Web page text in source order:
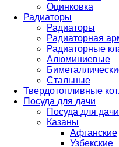
Оцинковка
Радиаторы
Радиаторы
Радиаторная
Радиаторные
Алюминиевые
Стальные
Твердотопливные
Посуда для дачи
Посуда для дачи
Казаны
Афганские
Узбекские